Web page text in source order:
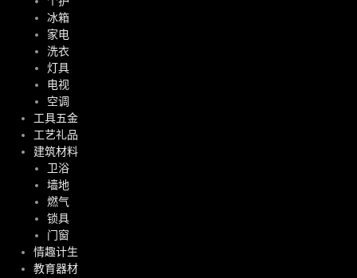
冰箱
家电
洗衣
灯具
电视
空调
工具五金
工艺礼品
建筑材料
卫浴
墙地
燃气
锁具
门窗
情趣计生
教育器材